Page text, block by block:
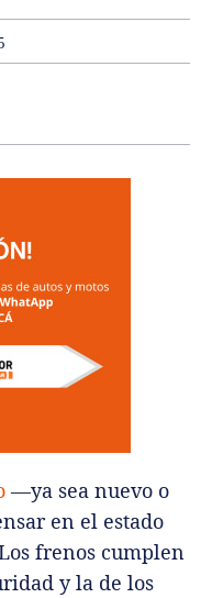
—ya sea nuevo o
en el estado
frenos cumplen
y la de los